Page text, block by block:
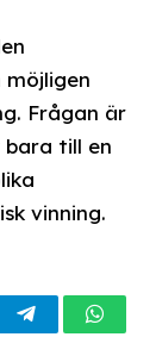
möjligen
Frågan är
till en
vinning.
Telegram